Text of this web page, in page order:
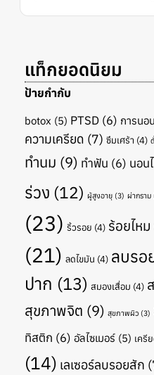
แท็กยอดนิยม
ป้ายกำกับ
botox (5) PTSD (6) การนอ
ความเครียด (7) ซึมเศร้า (4)
ทำนม (9) ทำฟัน (6) นอน
ร่วง (12) ผู้สูงอายุ (3) ผ่ากราม
(23) ริ้วรอย (4) ร้อยไหม
(21) ลดไขมัน (4) ลบรอ
ปาก (13) สมองเสื่อม (4)
สุขภาพจิต (9) สุขภาพผิว (3)
ทิสติก (6) อัลไซเมอร์ (5) เครี
(14) เลเซอร์ลบรอยสัก